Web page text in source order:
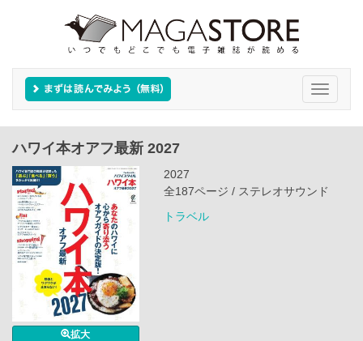
Toggle
ハワイ本オアフ最新 2027
拡大
2027
全187ページ / ステレオサウンド
トラベル